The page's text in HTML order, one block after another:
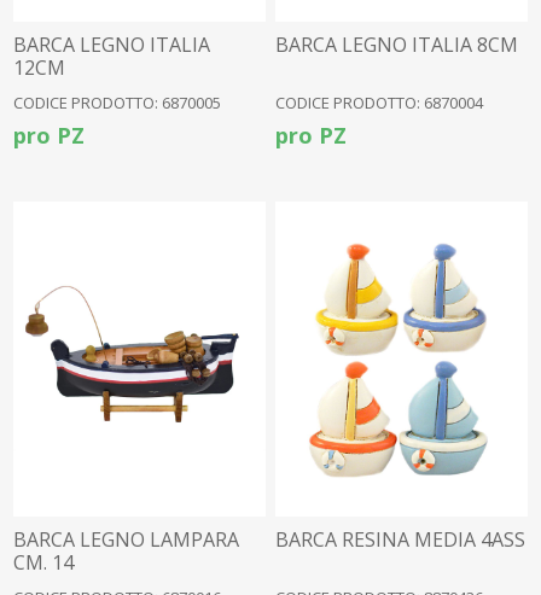
BARCA LEGNO ITALIA
12CM
CODICE PRODOTTO: 6870005
pro PZ
BARCA LEGNO ITALIA 8CM
CODICE PRODOTTO: 6870004
pro PZ
BARCA LEGNO LAMPARA
CM. 14
BARCA RESINA MEDIA 4ASS